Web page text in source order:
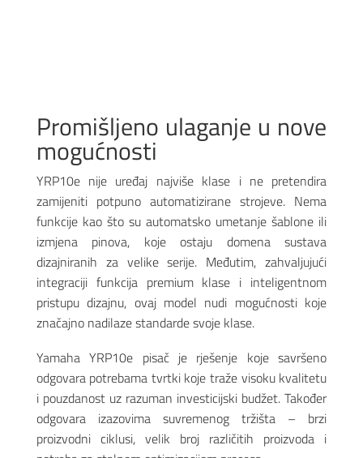
Promišljeno ulaganje u nove
mogućnosti
YRP10e nije uređaj najviše klase i ne pretendira
zamijeniti potpuno automatizirane strojeve. Nema
funkcije kao što su automatsko umetanje šablone ili
izmjena pinova, koje ostaju domena sustava
dizajniranih za velike serije. Međutim, zahvaljujući
integraciji funkcija premium klase i inteligentnom
pristupu dizajnu, ovaj model nudi mogućnosti koje
značajno nadilaze standarde svoje klase.
Yamaha YRP10e pisač je rješenje koje savršeno
odgovara potrebama tvrtki koje traže visoku kvalitetu
i pouzdanost uz razuman investicijski budžet. Također
odgovara izazovima suvremenog tržišta – brzi
proizvodni ciklusi, velik broj različitih proizvoda i